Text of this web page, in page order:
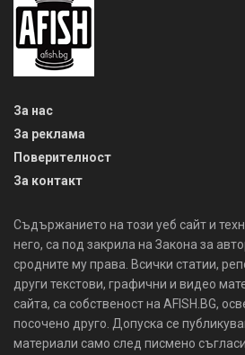
За нас
За реклама
Поверителност
За контакт
Съдържанието на този уеб сайт и
него, са под закрила на Закона за
сродните му права. Всички статии,
други текстови, графични и видео
сайта, са собственост на AFISH.BG,
посочено друго. Допуска се
материали само след писмено